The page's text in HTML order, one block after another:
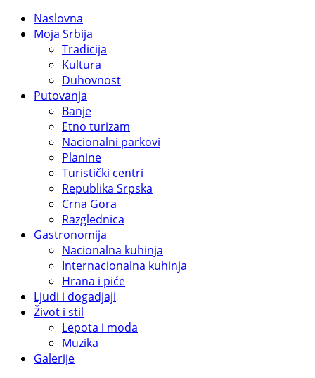
Naslovna
Moja Srbija
Tradicija
Kultura
Duhovnost
Putovanja
Banje
Etno turizam
Nacionalni parkovi
Planine
Turistički centri
Republika Srpska
Crna Gora
Razglednica
Gastronomija
Nacionalna kuhinja
Internacionalna kuhinja
Hrana i piće
Ljudi i dogadjaji
Život i stil
Lepota i moda
Muzika
Galerije